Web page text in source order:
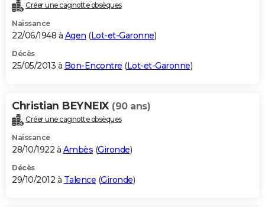
Créer une cagnotte obsèques
Naissance
22/06/1948 à Agen (Lot-et-Garonne)
Décès
25/05/2013 à Bon-Encontre (Lot-et-Garonne)
Christian BEYNEIX (90 ans)
Créer une cagnotte obsèques
Naissance
28/10/1922 à Ambès (Gironde)
Décès
29/10/2012 à Talence (Gironde)